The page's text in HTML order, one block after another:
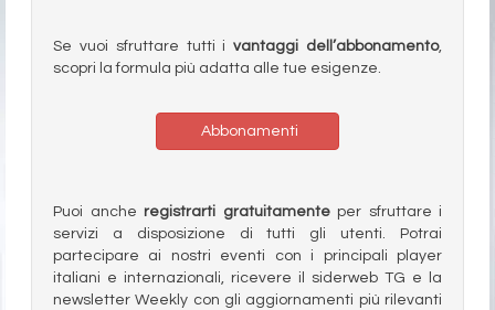
Se vuoi sfruttare tutti ivantaggi dell’abbonamento,
scopri la formula più adatta alle tue esigenze.
Abbonamenti
Puoi anche registrarti gratuitamenteper sfruttare i
servizi a disposizione di tutti gli utenti. Potrai
partecipare ai nostri eventi con i principali player
italiani e internazionali, ricevere il siderweb TG e la
newsletter Weekly con gli aggiornamenti più rilevanti